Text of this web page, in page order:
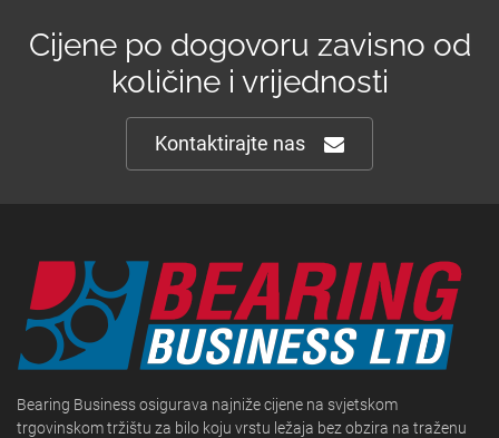
Cijene po dogovoru zavisno od
količine i vrijednosti
Kontaktirajte nas
Bearing Business osigurava najniže cijene na svjetskom
trgovinskom tržištu za bilo koju vrstu ležaja bez obzira na traženu